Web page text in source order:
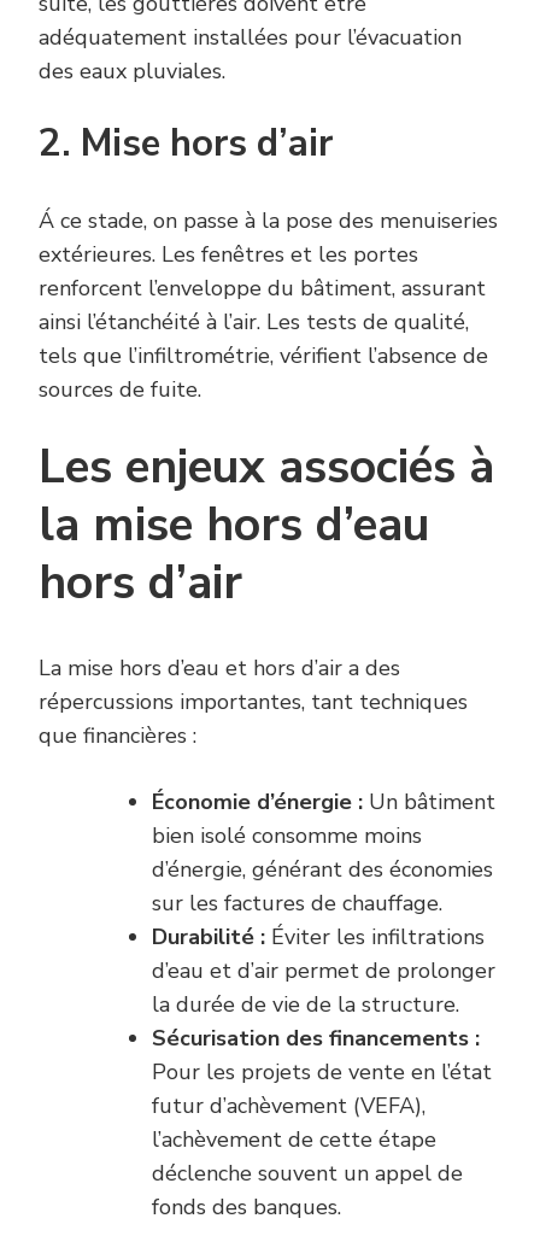
adéquatement installées pour l’évacuation
des eaux pluviales.
2. Mise hors d’air
Á ce stade, on passe à la pose des menuiseries
extérieures. Les fenêtres et les portes
renforcent l’enveloppe du bâtiment, assurant
ainsi l’étanchéité à l’air. Les tests de qualité,
tels que l’infiltrométrie, vérifient l’absence de
sources de fuite.
Les enjeux associés à
la mise hors d’eau
hors d’air
La mise hors d’eau et hors d’air a des
répercussions importantes, tant techniques
que financières :
Économie d’énergie : Un bâtiment
bien isolé consomme moins
d’énergie, générant des économies
sur les factures de chauffage.
Durabilité : Éviter les infiltrations
d’eau et d’air permet de prolonger
la durée de vie de la structure.
Sécurisation des financements :
Pour les projets de vente en l’état
futur d’achèvement (VEFA),
l’achèvement de cette étape
déclenche souvent un appel de
fonds des banques.